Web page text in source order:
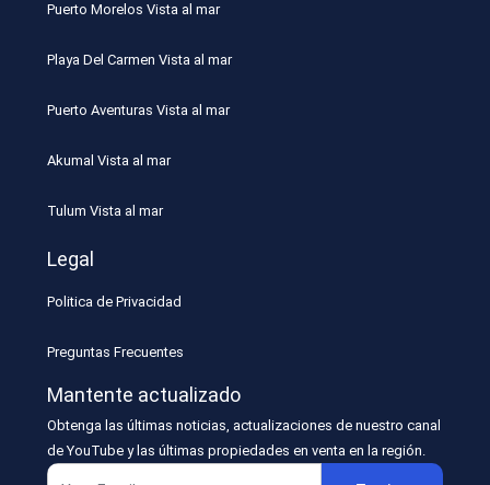
Puerto Morelos Vista al mar
Playa Del Carmen Vista al mar
Puerto Aventuras Vista al mar
Akumal Vista al mar
Tulum Vista al mar
Legal
Politica de Privacidad
Preguntas Frecuentes
Mantente actualizado
Obtenga las últimas noticias, actualizaciones de nuestro canal
de YouTube y las últimas propiedades en venta en la región.